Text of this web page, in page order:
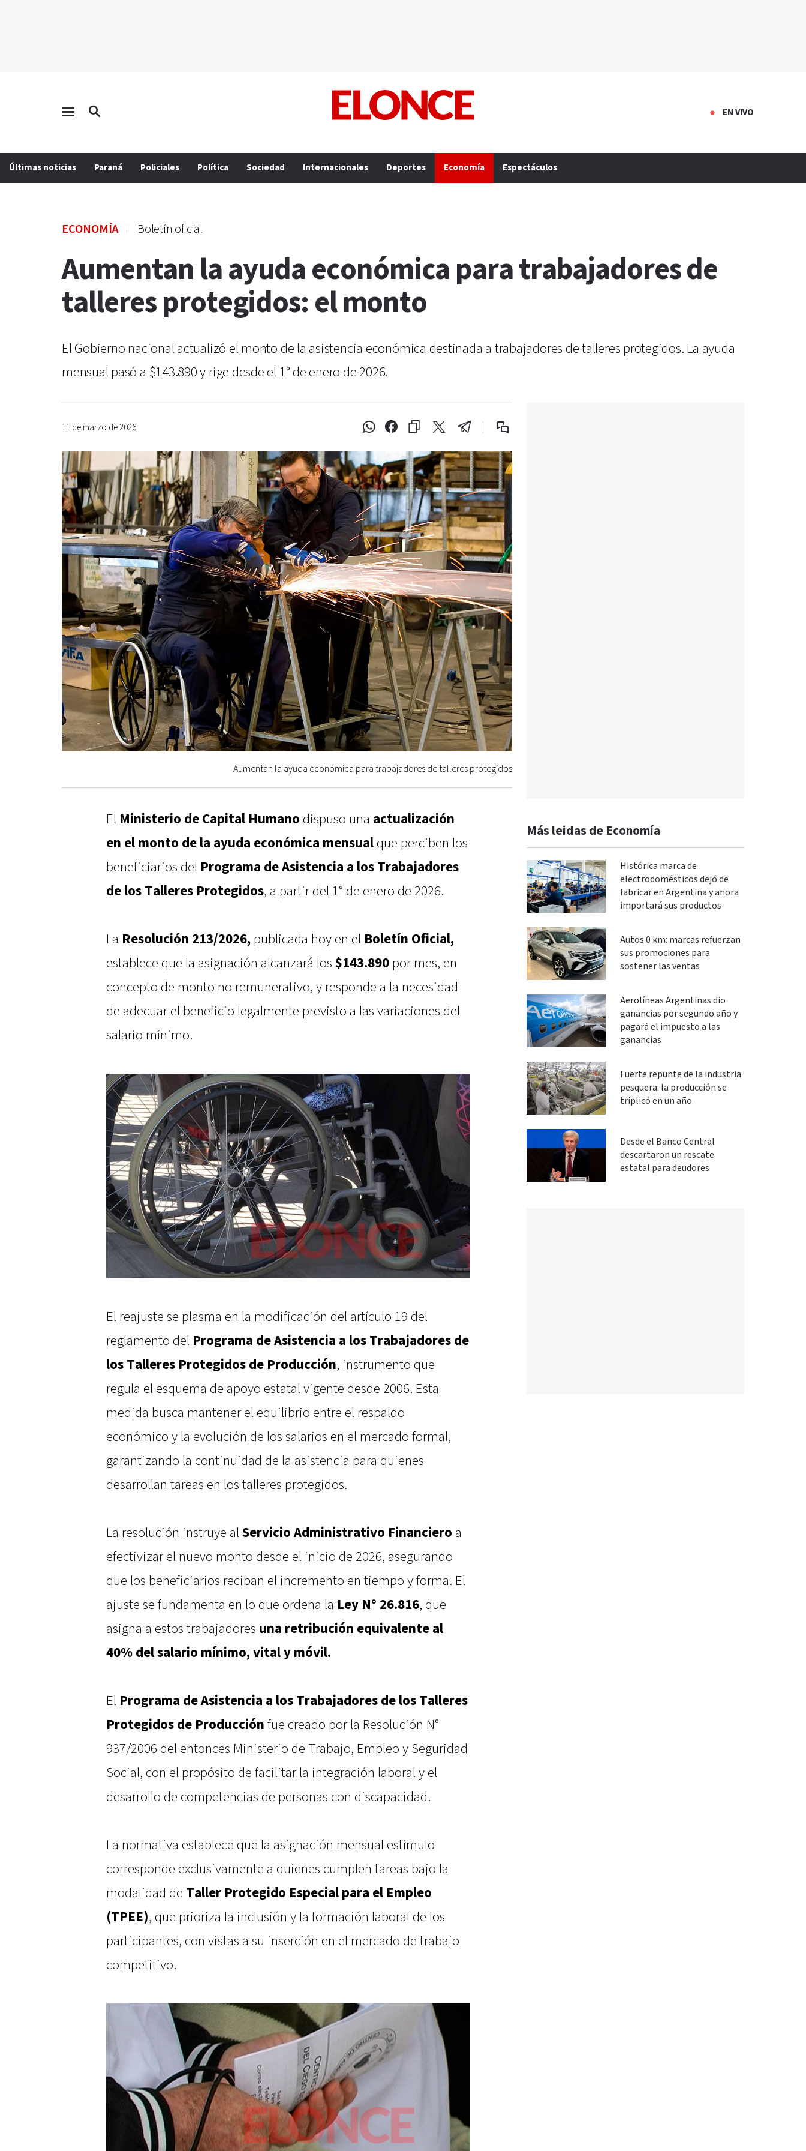
EN VIVO
Últimas noticias Paraná Policiales Política Sociedad Internacionales Deportes Economía Espectáculos
ECONOMÍA Boletín oficial
Aumentan la ayuda económica para trabajadores de
talleres protegidos: el monto
El Gobierno nacional actualizó el monto de la asistencia económica destinada a trabajadores de talleres protegidos. La ayuda
mensual pasó a $143.890 y rige desde el 1° de enero de 2026.
11 de marzo de 2026
Aumentan la ayuda económica para trabajadores de talleres protegidos
El Ministerio de Capital Humano dispuso una actualización
en el monto de la ayuda económica mensualque perciben los
beneficiarios del Programa de Asistencia a los Trabajadores
de los Talleres Protegidos, a partir del 1° de enero de 2026.
La Resolución 213/2026, publicada hoy en el Boletín Oficial,
establece que la asignación alcanzará los $143.890 por mes, en
concepto de monto no remunerativo, y responde a la necesidad
de adecuar el beneficio legalmente previsto a las variaciones del
salario mínimo.
El reajuste se plasma en la modificación del artículo 19 del
reglamento del Programa de Asistencia a los Trabajadores de
los Talleres Protegidos de Producción, instrumento que
regula el esquema de apoyo estatal vigente desde 2006. Esta
medida busca mantener el equilibrio entre el respaldo
económico y la evolución de los salarios en el mercado formal,
garantizando la continuidad de la asistencia para quienes
desarrollan tareas en los talleres protegidos.
La resolución instruye al Servicio Administrativo Financiero a
efectivizar el nuevo monto desde el inicio de 2026, asegurando
que los beneficiarios reciban el incremento en tiempo y forma. El
ajuste se fundamenta en lo que ordena la Ley N° 26.816, que
asigna a estos trabajadores una retribución equivalente al
40% del salario mínimo, vital y móvil.
El Programa de Asistencia a los Trabajadores de los Talleres
Protegidos de Producción fue creado por la Resolución N°
937/2006 del entonces Ministerio de Trabajo, Empleo y Seguridad
Social, con el propósito de facilitar la integración laboral y el
desarrollo de competencias de personas con discapacidad.
La normativa establece que la asignación mensual estímulo
corresponde exclusivamente a quienes cumplen tareas bajo la
modalidad de Taller Protegido Especial para el Empleo
(TPEE), que prioriza la inclusión y la formación laboral de los
participantes, con vistas a su inserción en el mercado de trabajo
competitivo.
Más leidas de Economía
Histórica marca de
electrodomésticos dejó de
fabricar en Argentina y ahora
importará sus productos
Autos 0 km: marcas refuerzan
sus promociones para
sostener las ventas
Aerolíneas Argentinas dio
ganancias por segundo año y
pagará el impuesto a las
ganancias
Fuerte repunte de la industria
pesquera: la producción se
triplicó en un año
Desde el Banco Central
descartaron un rescate
estatal para deudores